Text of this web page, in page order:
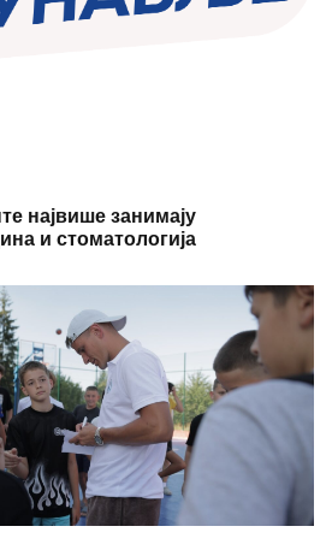
највише занимају
и стоматологија